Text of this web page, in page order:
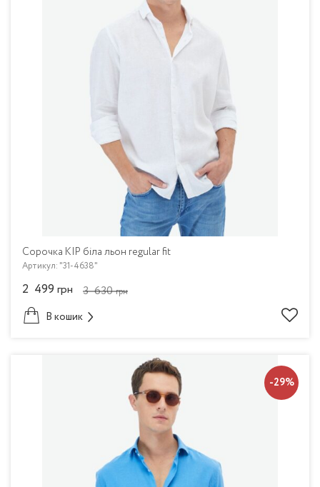
Сорочка KIP біла льон regular fit
Артикул: "31-4638"
3 630грн
2 499грн
В кошик
-29%